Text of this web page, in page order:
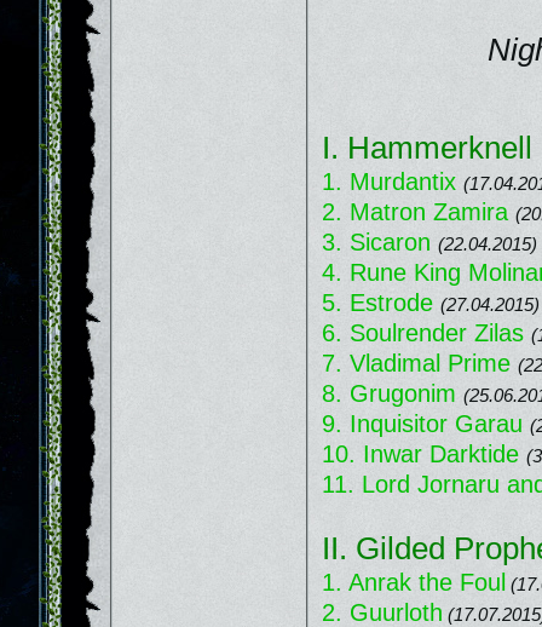
I.
1. Murdantix
2. Matron Zamira
3. Sicaron (22.04.2015)
4. Rune King
5. Estrode (27.04.2015)
6. Soulrender Zilas
7. Vladimal Prime
8. Grugonim
9. Inquisitor Garau
10. Inwar Darktide
11. Lord Jornaru
II. Gilded
1. Anrak the Foul
2. Guurloth